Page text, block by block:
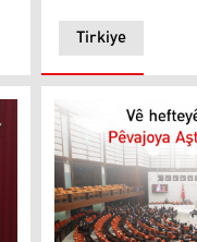
Tirkiye